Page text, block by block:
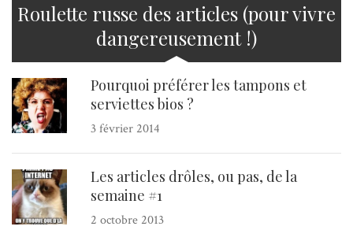
Roulette russe des articles (pour vivre
dangereusement !)
Pourquoi préférer les tampons et
serviettes bios ?
3 février 2014
Les articles drôles, ou pas, de la
semaine #1
2 octobre 2013